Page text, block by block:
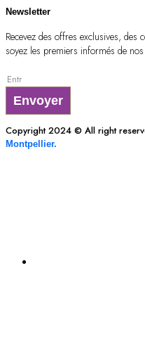
Newsletter
Recevez des offres exclusives,
soyez les premiers informés de
Envoyer
Copyright 2024 © All right
Montpellier.